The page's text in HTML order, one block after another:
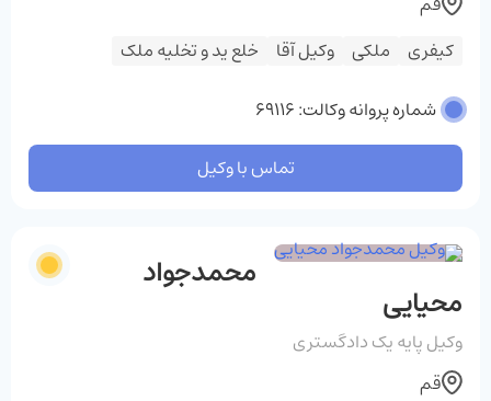
کیفری ملکی وکیل آقا خلع ید و تخلیه ملک
شماره پروانه وکالت: 69116
تماس با وکیل
محمدجواد
محیایی
وکیل پایه یک دادگستری
قم